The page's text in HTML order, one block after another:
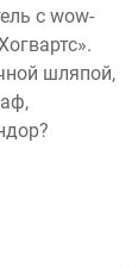
с wow-
шляпой,